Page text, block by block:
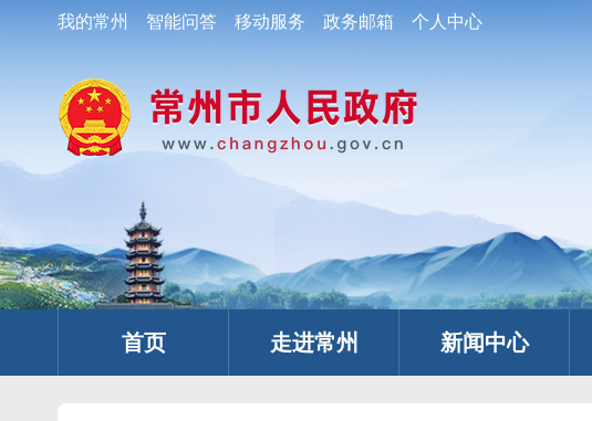
我的常州 智能问答 移动服务 政务邮箱 个人中心
首页 走进常州 新闻中心